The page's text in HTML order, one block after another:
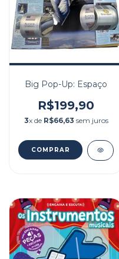
Big Pop-Up: Espaço
R$199,90
3x de R$66,63 sem juros